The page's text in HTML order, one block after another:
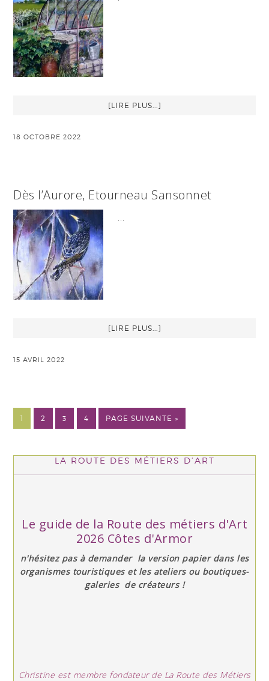
[LIRE PLUS...]
18 OCTOBRE 2022
Dès l’Aurore, Etourneau Sansonnet
…
[LIRE PLUS...]
15 AVRIL 2022
1 2 3 4 PAGE SUIVANTE »
LA ROUTE DES MÉTIERS D’ART
Le guide de la Route des métiers d'Art
2026 Côtes d'Armor
n'hésitez pas à demander la version papier dans les
organismes touristiques et les ateliers ou boutiques-
galeries de créateurs !
Christine est membre fondateur de La Route des Métiers